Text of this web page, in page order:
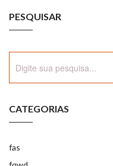
PESQUISAR
CATEGORIAS
fas